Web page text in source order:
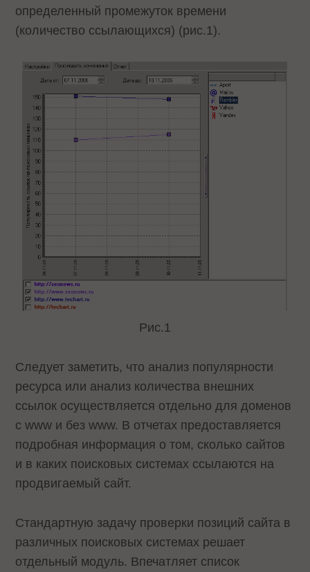
определенный промежуток времени
(количество ссылающихся) (рис.1).
Рис.1
Следует заметить, что анализ популярности
ресурса или анализ количества внешних
ссылок осуществляется отдельно для доменов
с www и без www. В отчетах предоставляется
подробная информация о том, сколько сайтов
и в каких поисковых системах ссылаются на
продвигаемый сайт.
Стандартную задачу проверки позиций сайта в
различных поисковых системах решает
отдельный модуль. Впечатляет список